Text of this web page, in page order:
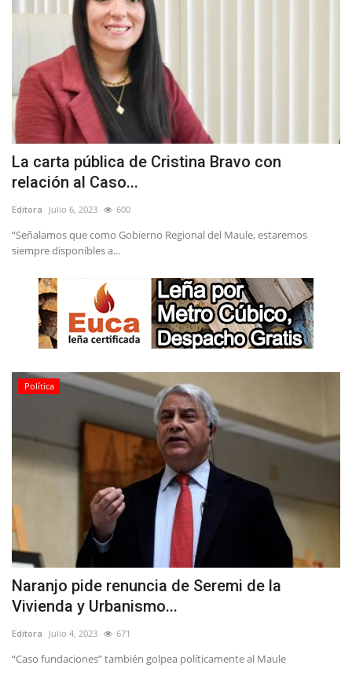
La carta pública de Cristina Bravo con
relación al Caso...
Editora Julio 6, 2023 600
“Señalamos que como Gobierno Regional del Maule, estaremos
siempre disponibles a...
Política
Naranjo pide renuncia de Seremi de la
Vivienda y Urbanismo...
Editora Julio 4, 2023 671
“Caso fundaciones” también golpea políticamente al Maule